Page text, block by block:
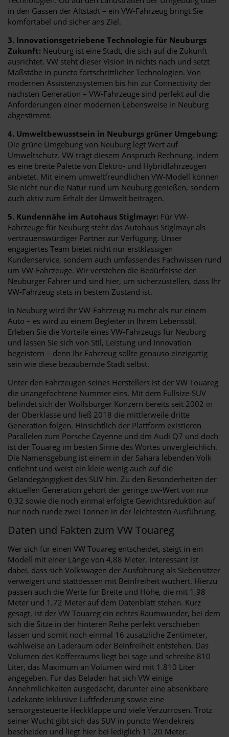
in den Gassen der Altstadt – ein VW-Fahrzeug bringt Sie
komfortabel und sicher ans Ziel.
3. Innovationsgetriebene Technologie für Neuburgs
Zukunft: Neuburg ist eine Stadt, die sich auf die Zukunft
ausrichtet. VW steht dieser Vision in nichts nach und setzt
Maßstäbe in puncto fortschrittlicher Technologien. Von
modernen Assistenzsystemen bis hin zur Connectivity der
nächsten Generation – VW-Fahrzeuge sind perfekt auf die
Anforderungen einer modernen Lebensweise in Neuburg
abgestimmt.
4. Umweltbewusstsein in Neuburgs grüner Umgebung:
Die grüne Umgebung von Neuburg legt Wert auf
Umweltschutz. VW trägt diesem Anspruch Rechnung, indem
es eine breite Palette von Elektro- und Hybridfahrzeugen
anbietet. Mit einem umweltfreundlichen VW-Modell können
Sie nicht nur die Natur rund um Neuburg genießen, sondern
auch aktiv zum Erhalt der Umwelt beitragen.
5. Kundennähe im Autohaus Stiglmayr: Für VW-
Fahrzeuge für Neuburg steht das Autohaus Stiglmayr als
vertrauenswürdiger Partner zur Verfügung. Unser
engagiertes Team bietet nicht nur erstklassigen
Kundenservice, sondern auch umfassendes Fachwissen rund
um VW-Fahrzeuge. Wir verstehen die Bedürfnisse der
Neuburger Fahrer und sind hier, um sicherzustellen, dass Ihr
VW-Fahrzeug stets in bestem Zustand ist.
In Neuburg wird Ihr VW-Fahrzeug zu mehr als nur einem
Auto – es wird zu einem Begleiter in Ihrem Lebensstil.
Erleben Sie die Vorteile eines VW-Fahrzeugs für Neuburg
und lassen Sie sich von Stil, Leistung und Innovation
begeistern – denn Ihr Fahrzeug sollte genauso einzigartig
sein wie diese bezaubernde Stadt selbst.
Unter den Fahrzeugen seines Herstellers ist der VW Touareg
die unangefochtene Nummer eins. Mit dem Fullsize-SUV
befindet sich der Wolfsburger Konzern bereits seit 2002 in
der Oberklasse und ließ 2018 die mittlerweile dritte
Generation folgen. Hinsichtlich der Plattform existieren
Parallelen zum Porsche Cayenne und dm Audi Q7 und doch
ist der Touareg im besten Sinne des Wortes unvergleichlich.
Die Namensgebung ist einem in der Sahara lebenden Volk
entlehnt und weist ein klein wenig auch auf die
Geländegängigkeit des SUV hin. Zu den Besonderheiten der
aktuellen Generation gehört der geringe cw-Wert von nur
0,32 sowie die noch einmal erfolgte Gewichtsreduktion auf
nur noch runde zwei Tonnen in der leichtesten Ausführung.
Daten und Fakten zum VW Touareg
Wer sich für einen VW Touareg entscheidet, steigt in ein
Modell mit einer Länge von 4,88 Meter. Interessant ist
dabei, dass sich Volkswagen der Ausführung als Siebensitzer
verweigert und stattdessen mit Beinfreiheit wuchert. Hierzu
passen auch die Werte für Breite und Höhe, die mit 1,98
Meter und 1,72 Meter auf dem Datenblatt stehen. Kurz
gesagt, ist der VW Touareg ein echtes Raumwunder, bei dem
sich die Sitze in der hinteren Reihe perfekt verschieben
lassen und somit noch einmal 16 zusätzliche Zentimeter,
wahlweise an Laderaum oder Beinfreiheit entstehen. Das
Volumen des Kofferraums liegt bei sage und schreibe 810
Liter, das Maximum an Volumen wird mit 1.810 Liter
angegeben. Für das Beladen hat sich VW einige
Annehmlichkeiten ausgedacht, darunter eine absenkbare
Ladekante inklusive Luftfederung sowie eine
sensorgesteuerte Heckklappe und viele Verzurrösen. Trotz
seiner Wucht gibt sich das SUV in puncto Wendekreis
bescheiden und liegt hier bei lediglich 11,20 Meter.